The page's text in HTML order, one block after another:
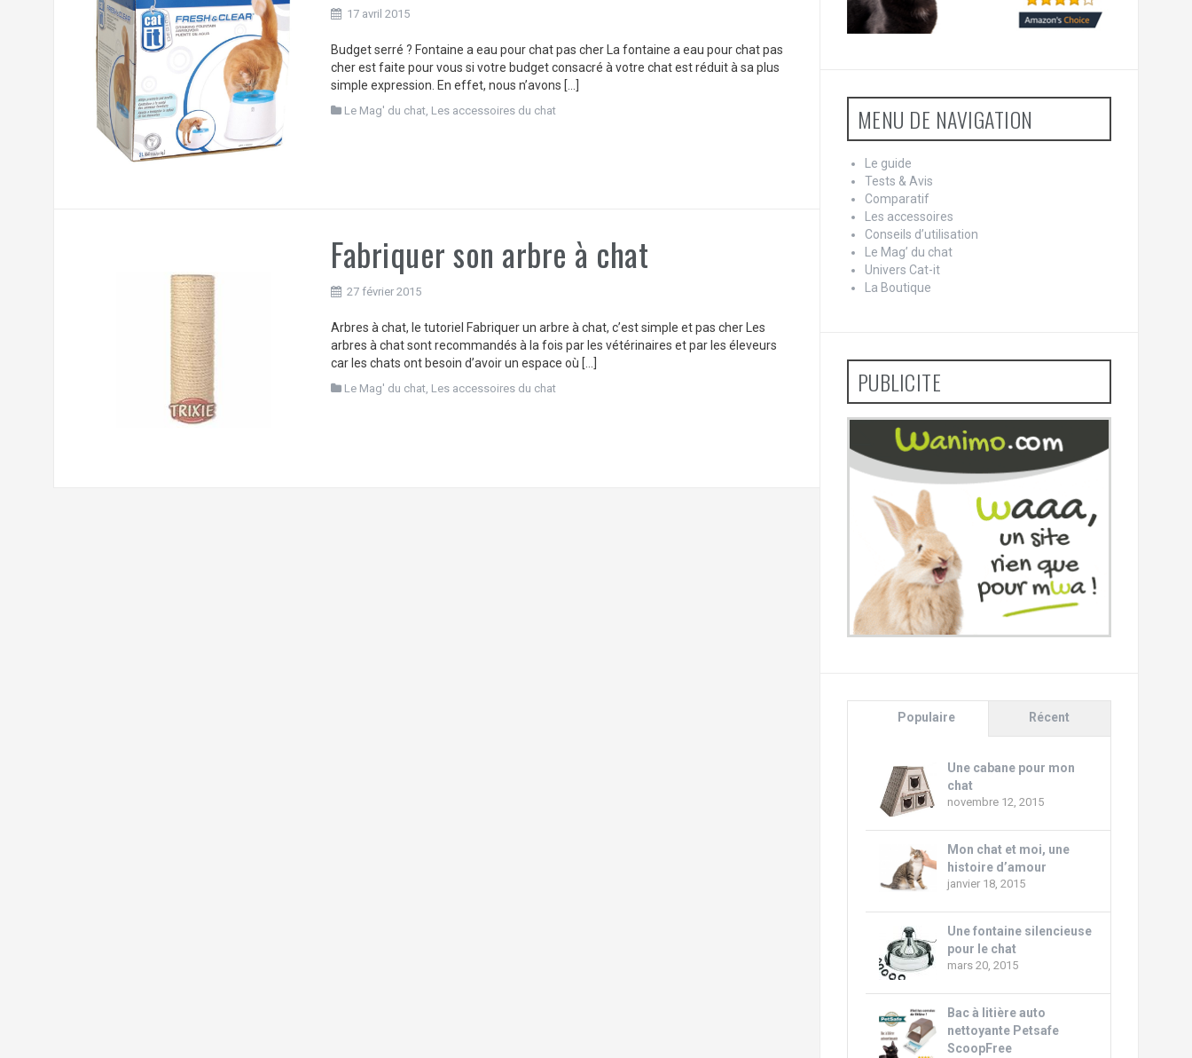
17 avril 2015
Budget serré ? Fontaine a eau pour chat pas cher La fontaine a eau pour chat pas
cher est faite pour vous si votre budget consacré à votre chat est réduit à sa plus
simple expression. En effet, nous n’avons […]
Le Mag' du chat Les accessoires du chat
Fabriquer son arbre à chat
27 février 2015
Arbres à chat, le tutoriel Fabriquer un arbre à chat, c’est simple et pas cher Les
arbres à chat sont recommandés à la fois par les vétérinaires et par les éleveurs
car les chats ont besoin d’avoir un espace où […]
Le Mag' du chat, Les accessoires du chat
MENU DE NAVIGATION
Le guide
Tests & Avis
Comparatif
Les accessoires
Conseils d’utilisation
Le Mag’ du chat
Univers Cat-it
La Boutique
PUBLICITE
Populaire Récent
Une cabane pour mon
chat
novembre 12, 2015
Mon chat et moi, une
histoire d’amour
janvier 18, 2015
Une fontaine silencieuse
pour le chat
mars 20, 2015
Bac à litière auto
nettoyante Petsafe
ScoopFree